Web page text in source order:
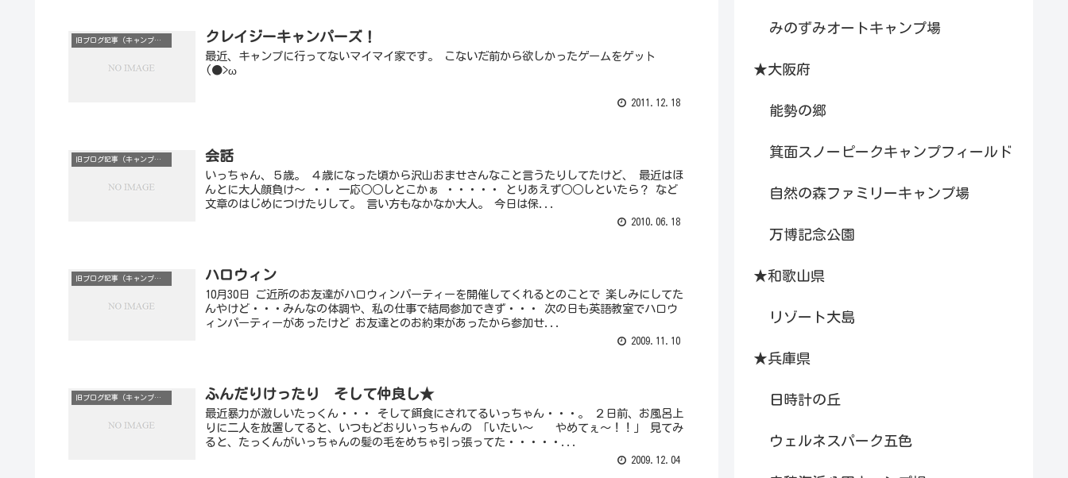
旧ブログ記事（キャンプ以外） クレイジーキャンパーズ！
最近、キャンプに行ってないマイマイ家です。 こないだ前から欲しかったゲームをゲット
(●>ω
2011.12.18
旧ブログ記事（キャンプ以外） 会話
いっちゃん、５歳。 ４歳になった頃から沢山おませさんなこと言うたりしてたけど、 最近はほ
んとに大人顔負け～ ・・ 一応○○しとこかぁ ・・・・・ とりあえず○○しといたら？ など
文章のはじめにつけたりして。 言い方もなかなか大人。 今日は保...
2010.06.18
旧ブログ記事（キャンプ以外） ハロウィン
10月30日 ご近所のお友達がハロウィンパーティーを開催してくれるとのことで 楽しみにしてた
んやけど・・・みんなの体調や、私の仕事で結局参加できず・・・ 次の日も英語教室でハロウ
ィンパーティーがあったけど お友達とのお約束があったから参加せ...
2009.11.10
旧ブログ記事（キャンプ以外） ふんだりけったり そして仲良し★
最近暴力が激しいたっくん・・・ そして餌食にされてるいっちゃん・・・。 ２日前、お風呂上
りに二人を放置してると、いつもどおりいっちゃんの 「いたい～ やめてぇ～！！」 見てみ
ると、たっくんがいっちゃんの髪の毛をめちゃ引っ張ってた・・・・・...
2009.12.04
みのずみオートキャンプ場
★大阪府
能勢の郷
箕面スノーピークキャンプフィールド
自然の森ファミリーキャンプ場
万博記念公園
★和歌山県
リゾート大島
★兵庫県
日時計の丘
ウェルネスパーク五色